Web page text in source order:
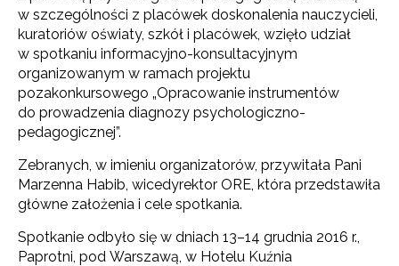
w szczególności z placówek doskonalenia nauczycieli,
kuratoriów oświaty, szkół i placówek, wzięło udział
w spotkaniu informacyjno-konsultacyjnym
organizowanym w ramach projektu
pozakonkursowego „Opracowanie instrumentów
do prowadzenia diagnozy psychologiczno-
pedagogicznej”.
Zebranych, w imieniu organizatorów, przywitała Pani
Marzenna Habib, wicedyrektor ORE, która przedstawiła
główne założenia i cele spotkania.
Spotkanie odbyło się w dniach 13–14 grudnia 2016 r.,
Paprotni, pod Warszawą, w Hotelu Kuźnia